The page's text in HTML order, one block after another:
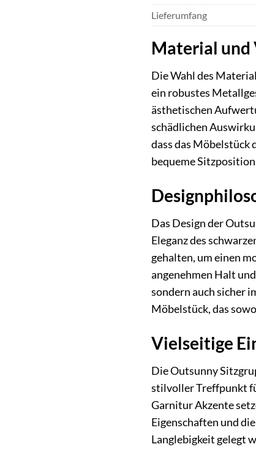
Lieferumfang
Material und
Die Wahl des
ein robustes
ästhetischen
schädlichen
dass das Möbelstück
bequeme
Das Design der
Eleganz des
gehalten, um einen
angenehmen Halt
sondern auch sicher
Möbelstück, das
Vielseitige
Die Outsunny
stilvoller Treffpunkt
Garnitur Akzente
Eigenschaften und
Langlebigkeit gelegt